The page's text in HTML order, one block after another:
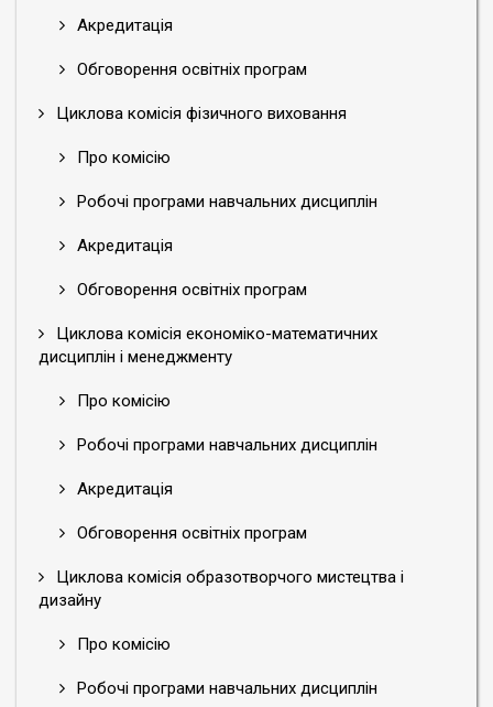
Акредитація
Обговорення освітніх програм
Циклова комісія фізичного виховання
Про комісію
Робочі програми навчальних дисциплін
Акредитація
Обговорення освітніх програм
Циклова комісія економіко-математичних
дисциплін і менеджменту
Про комісію
Робочі програми навчальних дисциплін
Акредитація
Обговорення освітніх програм
Циклова комісія образотворчого мистецтва і
дизайну
Про комісію
Робочі програми навчальних дисциплін